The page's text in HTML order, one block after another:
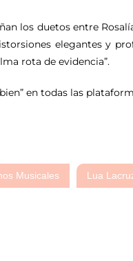
los duetos entre
elegantes y
rota de evidencia”.
en todas las
Musicales Lua